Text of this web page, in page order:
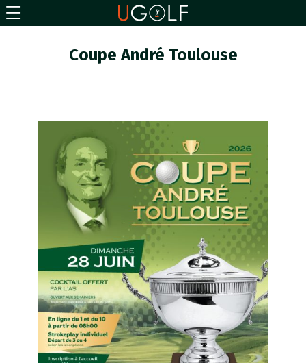
Coupe André Toulouse